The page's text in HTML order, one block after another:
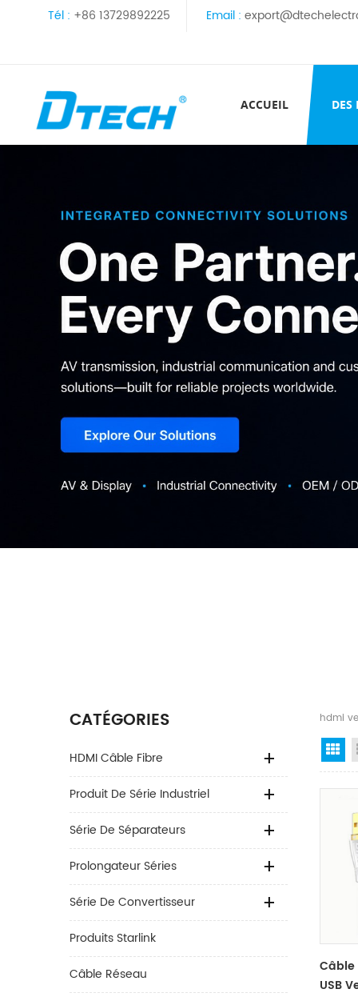
Tél : +86 13729892225 Email :
ACCUEIL DES
CATÉGORIES
HDMI Câble Fibre
Produit De Série Industriel
Série De Séparateurs
Prolongateur Séries
Série De Convertisseur
Produits Starlink
Câble Réseau
hdmi
Câble
USB